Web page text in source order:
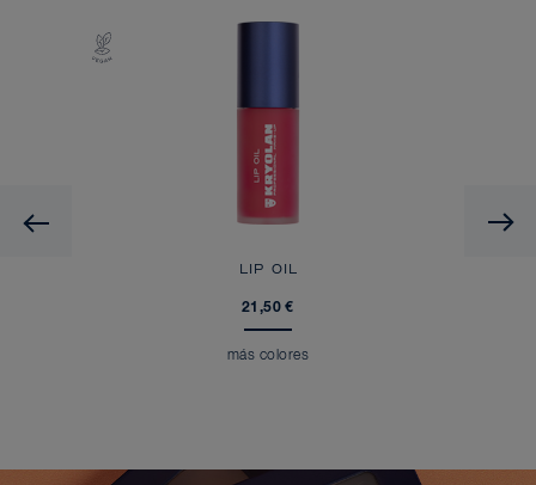
Previous
LIP OIL
21,50 €
más colores